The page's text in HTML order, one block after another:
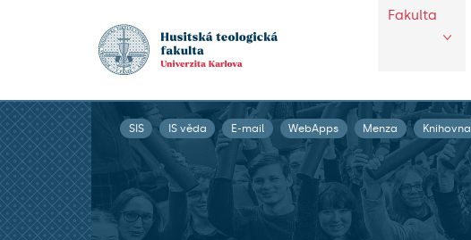
Fakulta
SIS IS věda E-mail WebApps Menza Knihovna